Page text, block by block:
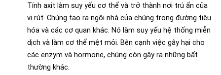
Tính axit làm suy yếu cơ thể và trở thành nơi trú ẩn của
vi rút. Chúng tạo ra ngôi nhà của chúng trong đường tiêu
hóa và các cơ quan khác. Nó làm suy yếu hệ thống miễn
dịch và làm cơ thể mệt mỏi. Bên cạnh việc gây hại cho
các enzym và hormone, chúng còn gây ra những bất
thường khác.